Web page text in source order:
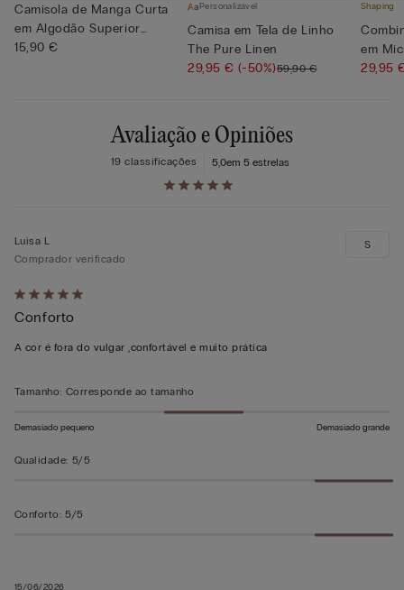
Camisola de Manga Curta
em Algodão Superior
Elásti...
15,90 €
Personalizável
Camisa em Tela de Linho
The Pure Linen
29,95 €(-50%)59,90 €
Shaping
em
29,95
Avaliação e Opiniões
5,0em 5 estrelas
19 classificações
Atribuiu
5
em
15/06/2026
Luisa L
Comprador verificado
Conforto
A cor é fora do vulgar ,confortável e muito prática
S
Tamanho: Corresponde ao tamanho
Demasiado pequeno Demasiado grande
Qualidade: 5/5
Conforto: 5/5